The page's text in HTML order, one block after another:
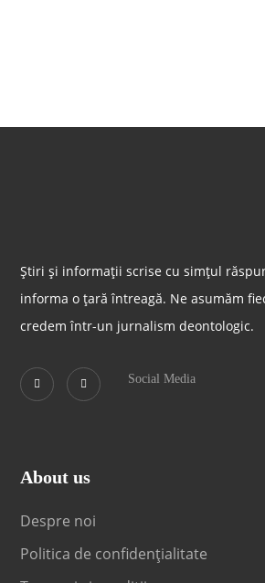
Știri și informații scrise cu simțul
informa o țară întreagă. Ne asumăm
credem într-un jurnalism deontologic.
Social Media
About us
Despre noi
Politica de confidențialitate